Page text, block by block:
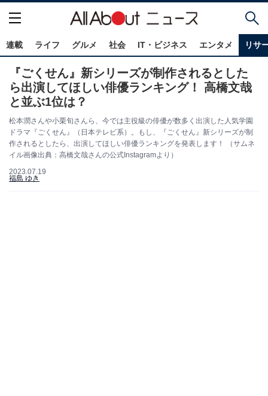
連載 ライフ グルメ 社会 IT・ビジネス エンタメ リサ
『ごくせん』新シリーズが制作されるとした
ら出演してほしい俳優ランキング！ 高橋文哉
と並ぶ1位は？
松本潤さんや小栗旬さんら、今では主役級の俳優が数多く出演した人気学園
ドラマ『ごくせん』（日本テレビ系）。もし、『ごくせん』新シリーズが制
作されるとしたら、出演してほしい俳優ランキングを発表します！ （サムネ
イル画像出典：高橋文哉さんの公式Instagramより）
2023.07.19
福島 ゆき